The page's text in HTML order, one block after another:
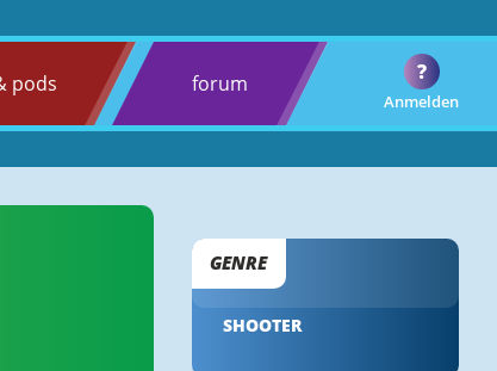
pods forum
Anmelden
?
GENRE
SHOOTER